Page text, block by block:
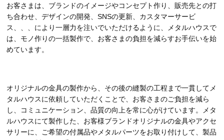
お客さまは、ブランドのイメージやコンセプト作り、販売先との打
ち合わせ、デザインの開発、SNSの更新、カスタマーサービ
ス、、、により一層力を注いでいただけるように、メタルハウスで
は、モノ作りの一括製作で、お客さまの負担を減らすお手伝いを始
めています。
オリジナルの金具の製作から、その後の縫製の工程まで一貫してメ
タルハウスに依頼していただくことで、お客さまのご負担を減ら
し、コミュニケーション、品質の向上を常に心がけています。
メタ
ルハウスにて製作した、お客様ブランドオリジナルの金具やアクセ
サリーに、ご希望の付属品やメタルパーツをお取り付けして、製品